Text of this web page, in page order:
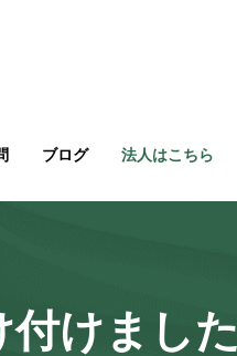
ブログ 法人はこちら
付けました